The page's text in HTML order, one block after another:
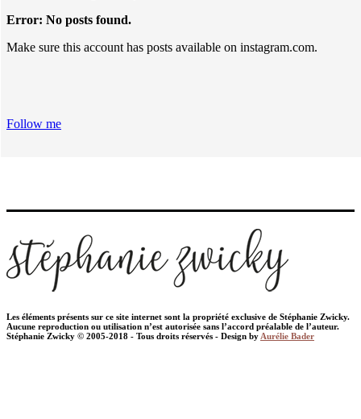
Error: No posts found.
Make sure this account has posts available on instagram.com.
Follow me
Les éléments présents sur ce site internet sont la propriété exclusive de Stéphanie Zwicky.
Aucune reproduction ou utilisation n’est autorisée sans l’accord préalable de l’auteur.
Stéphanie Zwicky © 2005-2018 - Tous droits réservés - Design by Aurélie Bader